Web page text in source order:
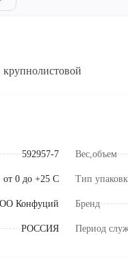
592957-7 Вес,объем
от 0 до +25 C Тип
Конфуций Бренд
РОССИЯ Период